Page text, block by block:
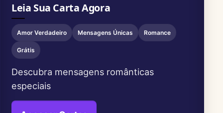
Leia Sua Carta Agora
Amor Verdadeiro Mensagens Únicas Romance
Grátis
Descubra mensagens românticas
especiais